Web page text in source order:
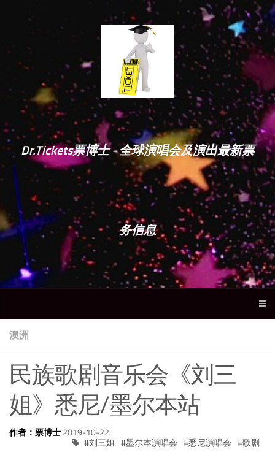
Dr.Tickets票博士 - 全球演唱会及演出最新票
务信息
澳洲
民族歌剧音乐会《刘三
姐》悉尼/墨尔本站
作者：票博士2019-10-22
刘三姐
墨尔本演唱会 悉尼演唱会 歌剧